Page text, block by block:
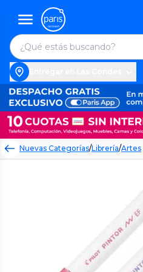
Nuevas Categorías/Librería/Artes